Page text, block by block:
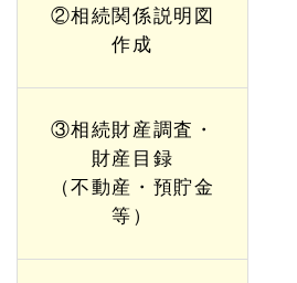
②相続関係説明図
作成
③相続財産調査・
財産目録
（不動産・預貯金
等）